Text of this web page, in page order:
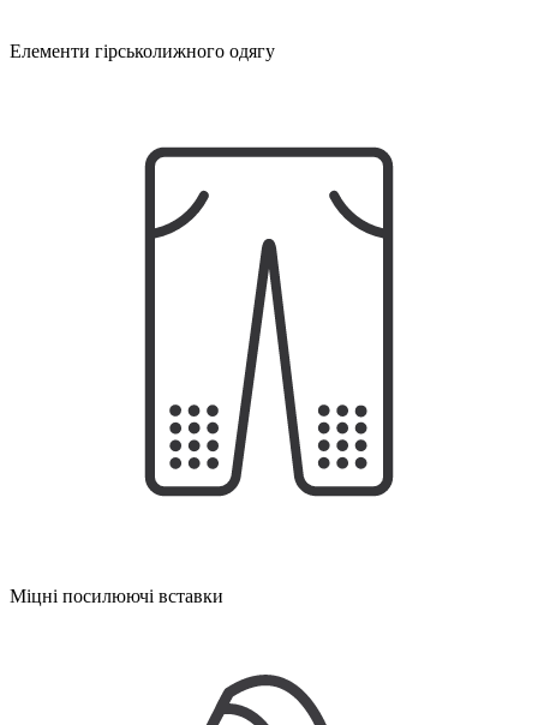
Елементи гірськолижного одягу
Міцні посилюючі вставки